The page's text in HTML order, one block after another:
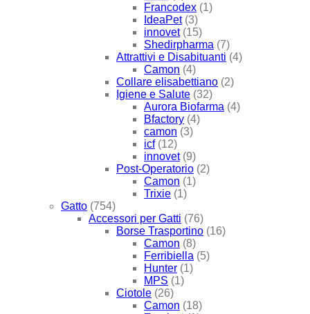
Francodex (1)
IdeaPet (3)
innovet (15)
Shedirpharma (7)
Attrattivi e Disabituanti (4)
Camon (4)
Collare elisabettiano (2)
Igiene e Salute (32)
Aurora Biofarma (4)
Bfactory (4)
camon (3)
icf (12)
innovet (9)
Post-Operatorio (2)
Camon (1)
Trixie (1)
Gatto (754)
Accessori per Gatti (76)
Borse Trasportino (16)
Camon (8)
Ferribiella (5)
Hunter (1)
MPS (1)
Ciotole (26)
Camon (18)